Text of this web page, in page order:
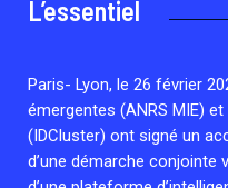
Associations de
Ouverte depuis
en RDC, elle reste
La Réunion.
Cellules Émergence
L’essentiel
Paris- Lyon, le 26 février
émergentes (ANRS MIE)
(IDCluster) ont signé un
d’une démarche conjointe